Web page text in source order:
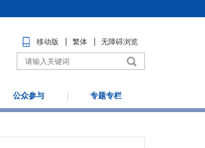
移动版 繁体 无障碍浏览
公众参与 专题专栏